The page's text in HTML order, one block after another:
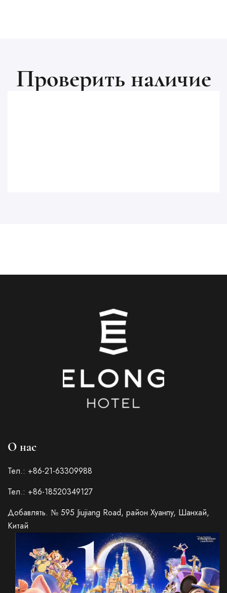
Проверить наличие
О нас
Тел.: +86-21-63309988
Тел.: +86-18520349127
Добавлять. № 595 Jiujiang Road, район Хуанпу, Шанхай,
Китай
Italian